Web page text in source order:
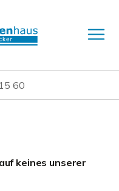
60
keines unserer